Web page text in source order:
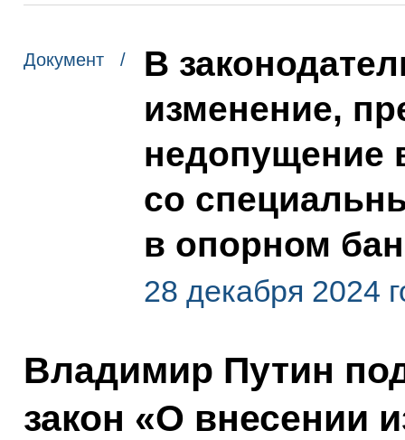
Документ /
В
изменение,
недопущение
со
в опорном
28 декабря 2024
Владимир Путин
закон «О внесении